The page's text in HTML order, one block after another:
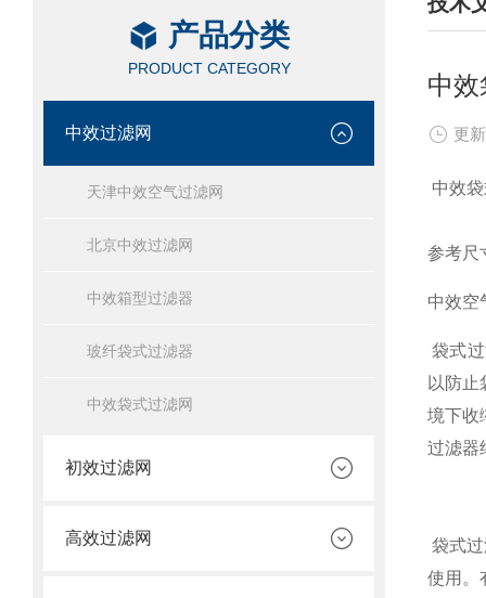
产品分类
PRODUCT CATEGORY
中效过滤网
天津中效空气过滤网
北京中效过滤网
中效箱型过滤器
玻纤袋式过滤器
中效袋式过滤网
初效过滤网
高效过滤网
/
中
更
中效
参考尺
中效空
袋式
以防
境下收
过滤器
袋式
使用。